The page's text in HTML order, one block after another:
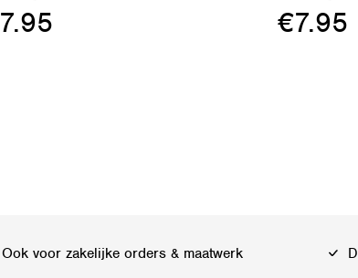
7.95 €7.95
Ook voor zakelijke orders & maatwerk